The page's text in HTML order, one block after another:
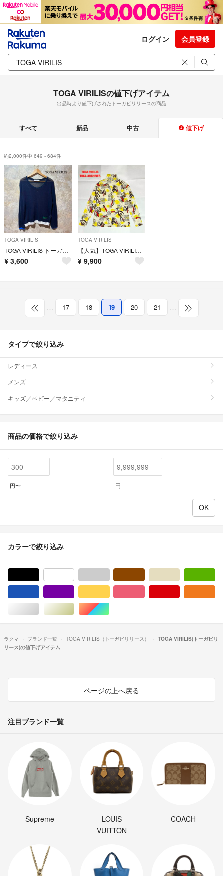
ログイン 会員登録
TOGA VIRILISの値下げアイテム
出品時より値下げされたトーガビリリースの商品
すべて 新品 中古 値下げ
約2,000件中 649 - 684件
TOGA VIRILIS
TOGA VIRILIS トーガビリリース メッシュカットソー ロンT
¥ 3,600
TOGA VIRILIS
【人気】TOGA VIRILIS TOGA ARCHIVES タートルネック
¥ 9,900
… 17 18 19 20 21 …
タイプで絞り込み
レディース
メンズ
キッズ／ベビー／マタニティ
商品の価格で絞り込み
円〜 円
カラーで絞り込み
シルバー/銀色系ゴールド/金色系マルチカラー
ラクマ ブランド一覧 TOGA VIRILIS（トーガビリリース）
TOGA VIRILIS(トーガビリ
リース)の値下げアイテム
ページの上へ戻る
注目ブランド一覧
Supreme
LOUIS
VUITTON
COACH